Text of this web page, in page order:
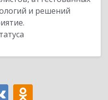
и решений